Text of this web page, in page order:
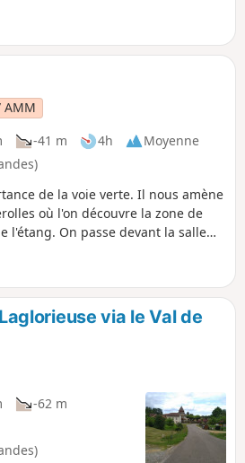
des pistes DFCI.
AMM
-41 m 4h
Moyenne
de la voie verte. Il nous amène
où l'on découvre la zone de
l'étang. On passe devant la salle
passages boisés. Après quelques
de Marsan avec un passage
puis une vue magnifique sur le
le chemin du curé on se dirige
via le Val de
-62 m